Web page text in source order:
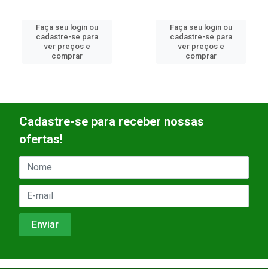
Faça seu login ou
cadastre-se para
ver preços e
comprar
Faça seu login ou
cadastre-se para
ver preços e
comprar
Cadastre-se para receber nossas
ofertas!